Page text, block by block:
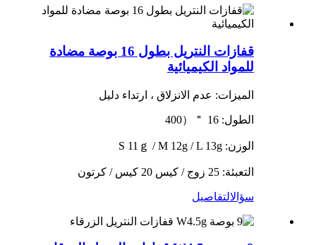
قفازات النتريل بطول 16 بوصة مضادة
للمواد الكيميائية
الميزات: عدم الانزلاق ، ارتداء دليل
الطول: 16 ＂（400
الوزن: S 11ｇ / M 12g / L 13g
التعبئة: 25 زوج / كيس 20 كيس / كرتون
سؤالالتفاصيل